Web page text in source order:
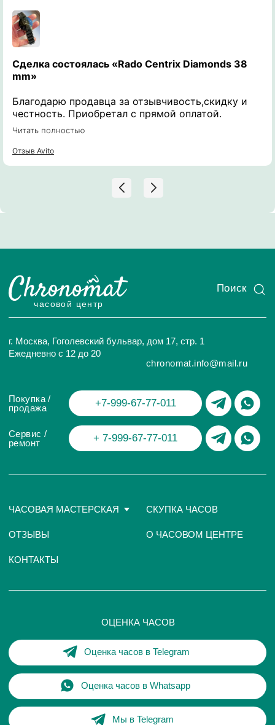
Сделка состоялась «Rado Centrix Diamonds 38
mm»
Благодарю продавца за отзывчивость,скидку и
честность. Приобретал с прямой оплатой.
Получил именно те часы о которых
интересовался и задавал вопросы. Рекомендую к
сотрудничеству!
Читать полностью
Отзыв Avito